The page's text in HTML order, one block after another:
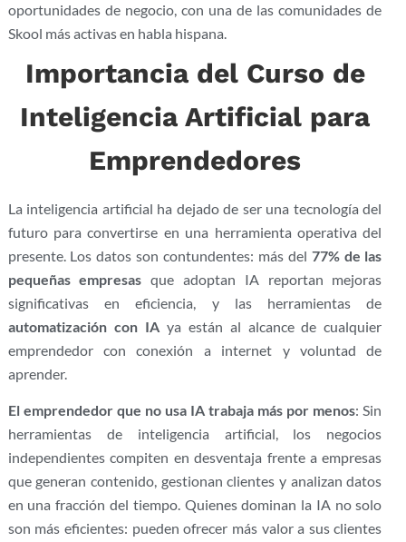
oportunidades de negocio, con una de las comunidades de
Skool más activas en habla hispana.
Importancia del Curso de
Inteligencia Artificial para
Emprendedores
La inteligencia artificial ha dejado de ser una tecnología del
futuro para convertirse en una herramienta operativa del
presente. Los datos son contundentes: más del 77% de las
pequeñas empresas que adoptan IA reportan mejoras
significativas en eficiencia, y las herramientas de
automatización con IAya están al alcance de cualquier
emprendedor con conexión a internet y voluntad de
aprender.
El emprendedor que no usa IA trabaja más por menos: Sin
herramientas de inteligencia artificial, los negocios
independientes compiten en desventaja frente a empresas
que generan contenido, gestionan clientes y analizan datos
en una fracción del tiempo. Quienes dominan la IA no solo
son más eficientes: pueden ofrecer más valor a sus clientes